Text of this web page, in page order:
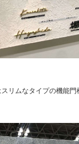
リムなタイプの機能門